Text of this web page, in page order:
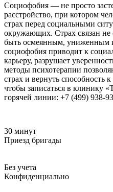
Социофобия — не просто
расстройство, при котором
страх перед социальными
окружающих. Страх связан не
быть осмеянным, униженным
социофобия приводит к
карьеру, разрушает
методы психотерапии
страх и вернуть способность
чтобы записаться в клинику
горячей линии: +7 (499) 938-
30 минут
Приезд бригады
Без учета
Конфиденциально